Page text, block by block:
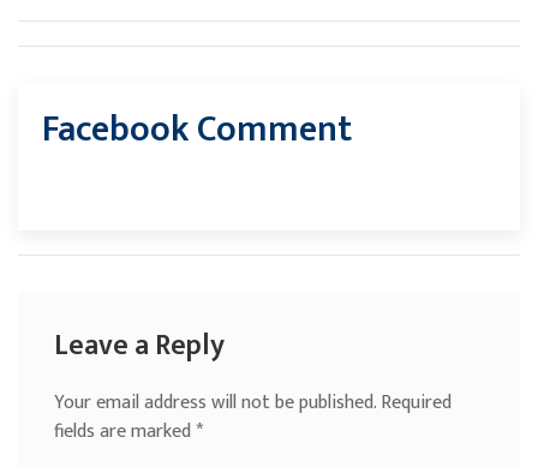
Facebook Comment
Leave a Reply
Your email address will not be published.Required
fields are marked*